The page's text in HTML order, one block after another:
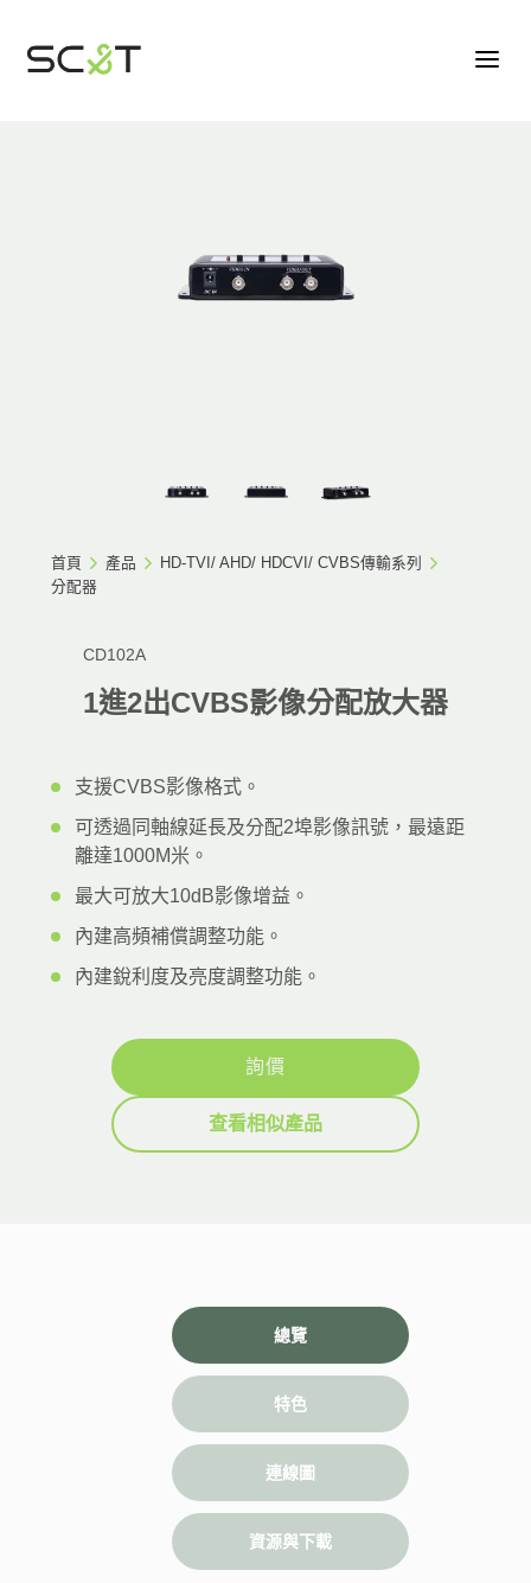
首頁 產品
HD-TVI/ AHD/ HDCVI/ CVBS傳輸系列
分配器
CD102A
1進2出CVBS影像分配放大器
支援CVBS影像格式。
可透過同軸線延長及分配2埠影像訊號，最遠距
離達1000M米。
最大可放大10dB影像增益。
內建高頻補償調整功能。
內建銳利度及亮度調整功能。
詢價
查看相似產品
總覽
特色
連線圖
資源與下載